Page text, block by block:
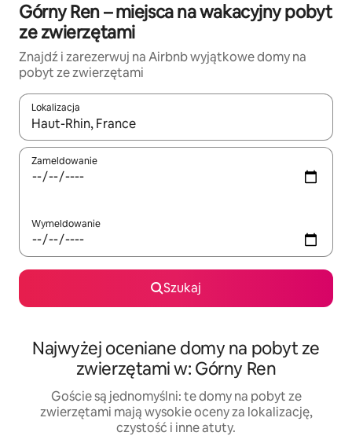
Górny Ren – miejsca na wakacyjny pobyt
ze zwierzętami
Znajdź i zarezerwuj na Airbnb wyjątkowe domy na
pobyt ze zwierzętami
Lokalizacja
Gdy wyniki będą dostępne, możesz poruszać się po nich za
Zameldowanie
Wymeldowanie
Szukaj
Najwyżej oceniane domy na pobyt ze
zwierzętami w: Górny Ren
Goście są jednomyślni: te domy na pobyt ze
zwierzętami mają wysokie oceny za lokalizację,
czystość i inne atuty.